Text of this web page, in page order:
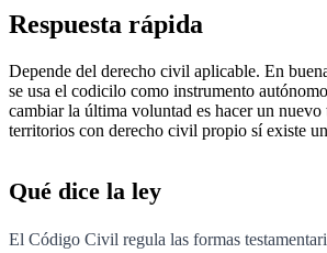
Respuesta rápida
Depende del derecho civil aplicable. En
se usa el codicilo como instrumento
cambiar la última voluntad es hacer un nuevo
territorios con derecho civil propio sí existe
Qué dice la ley
El Código Civil regula las formas